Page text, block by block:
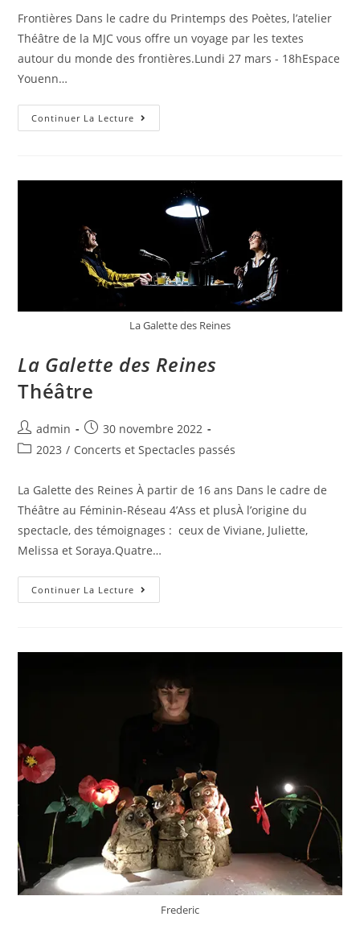
Frontières Dans le cadre du Printemps des Poètes, l’atelier
Théâtre de la MJC vous offre un voyage par les textes
autour du monde des frontières.Lundi 27 mars - 18hEspace
Youenn…
Continuer La Lecture
La Galette des Reines
La Galette des Reines
Théâtre
admin
30 novembre 2022
2023 / Concerts et Spectacles passés
La Galette des Reines À partir de 16 ans Dans le cadre de
Théâtre au Féminin-Réseau 4’Ass et plusÀ l’origine du
spectacle, des témoignages : ceux de Viviane, Juliette,
Melissa et Soraya.Quatre…
Continuer La Lecture
Frederic